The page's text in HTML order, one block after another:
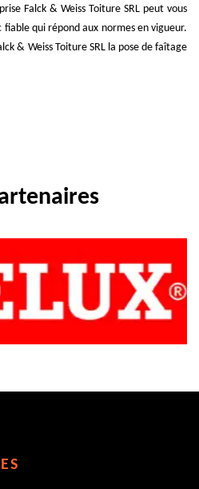
Falck & Weiss Toiture SRL peut vous
fiable qui répond aux normes en vigueur.
& Weiss Toiture SRL la pose de faîtage